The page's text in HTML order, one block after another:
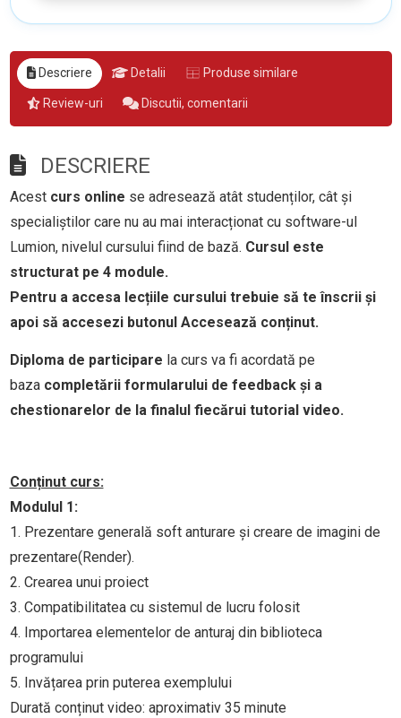
Descriere Detalii Produse similare
Review-uri Discutii, comentarii
DESCRIERE
Acest curs online se adresează atât studenților, cât și
specialiștilor care nu au mai interacționat cu software-ul
Lumion, nivelul cursului fiind de bază. Cursul este
structurat pe 4 module.
Pentru a accesa lecțiile cursului trebuie să te înscrii și
apoi să accesezi butonul Accesează conținut.
Diploma de participare la curs va fi acordată pe
baza completării formularului de feedback și a
chestionarelor de la finalul fiecărui tutorial video.
Conținut curs:
Modulul 1:
1. Prezentare generală soft anturare și creare de imagini de
prezentare(Render).
2. Crearea unui proiect
3. Compatibilitatea cu sistemul de lucru folosit
4. Importarea elementelor de anturaj din biblioteca
programului
5. Invățarea prin puterea exemplului
Durată conținut video: aproximativ 35 minute